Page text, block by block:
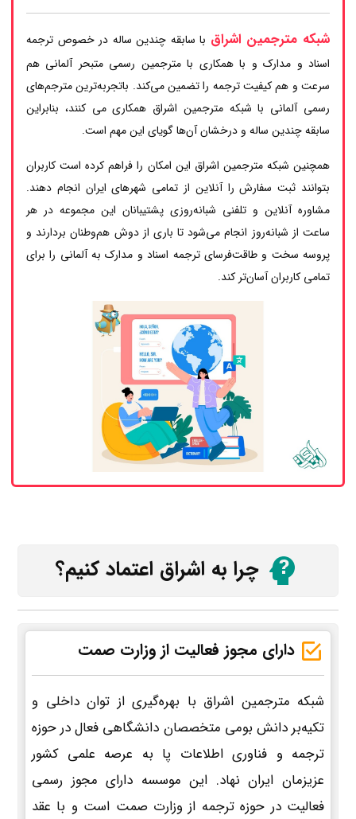
شبکه مترجمین اشراق با سابقه چندین ساله در خصوص ترجمه
اسناد و مدارک و با همکاری با مترجمین رسمی متبحر آلمانی هم
سرعت و هم کیفیت ترجمه را تضمین می‌کند. باتجربه‌ترین مترجم‌های
رسمی آلمانی با شبکه مترجمین اشراق همکاری می کنند، بنابراین
سابقه چندین ساله و درخشان آن‌ها گویای این مهم است.
همچنین شبکه مترجمین اشراق این امکان را فراهم کرده است کاربران
بتوانند ثبت سفارش را آنلاین از تمامی شهرهای ایران انجام دهند.
مشاوره آنلاین و تلفنی شبانه‌روزی پشتیبانان این مجموعه در هر
ساعت از شبانه‌روز انجام می‌شود تا باری از دوش هم‌وطنان بردارند و
پروسه سخت و طاقت‌فرسای ترجمه اسناد و مدارک به آلمانی را برای
تمامی کاربران آسان‌تر کند.
چرا به اشراق اعتماد کنیم؟
دارای مجوز فعالیت از وزارت صمت
شبکه مترجمین اشراق با بهره‌گیری از توان داخلی و
تکیه‌بر دانش بومی متخصصان دانشگاهی فعال در حوزه
ترجمه و فناوری اطلاعات پا به عرصه علمی کشور
عزیزمان ایران نهاد. این موسسه دارای مجوز رسمی
فعالیت در حوزه ترجمه از وزارت صمت است و با عقد